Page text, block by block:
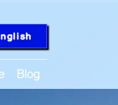
Blog